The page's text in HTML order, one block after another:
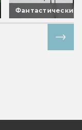
Фантастические